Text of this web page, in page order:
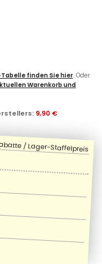
finden Sie hier. Oder
Warenkorb und
: 9,90 €